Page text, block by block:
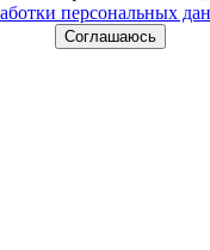
персональных
Соглашаюсь